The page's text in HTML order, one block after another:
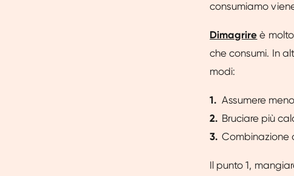
consumiamo
Dimagrire è
che consumi. In
modi:
Assumere
Bruciare più
Combinazione
Il punto 1,